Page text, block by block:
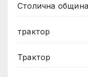
Столична община
трактор
Трактор